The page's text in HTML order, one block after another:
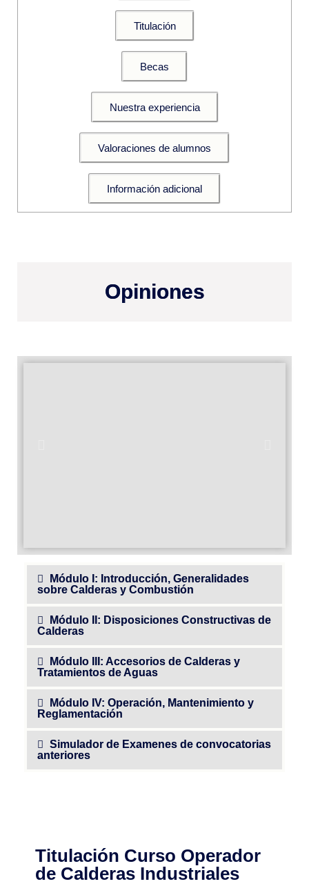
Titulación
Becas
Nuestra experiencia
Valoraciones de alumnos
Información adicional
Opiniones
Módulo I: Introducción, Generalidades
sobre Calderas y Combustión
Módulo II: Disposiciones Constructivas de
Calderas
Módulo III: Accesorios de Calderas y
Tratamientos de Aguas
Módulo IV: Operación, Mantenimiento y
Reglamentación
Simulador de Examenes de convocatorias
anteriores
Titulación Curso Operador
de Calderas Industriales